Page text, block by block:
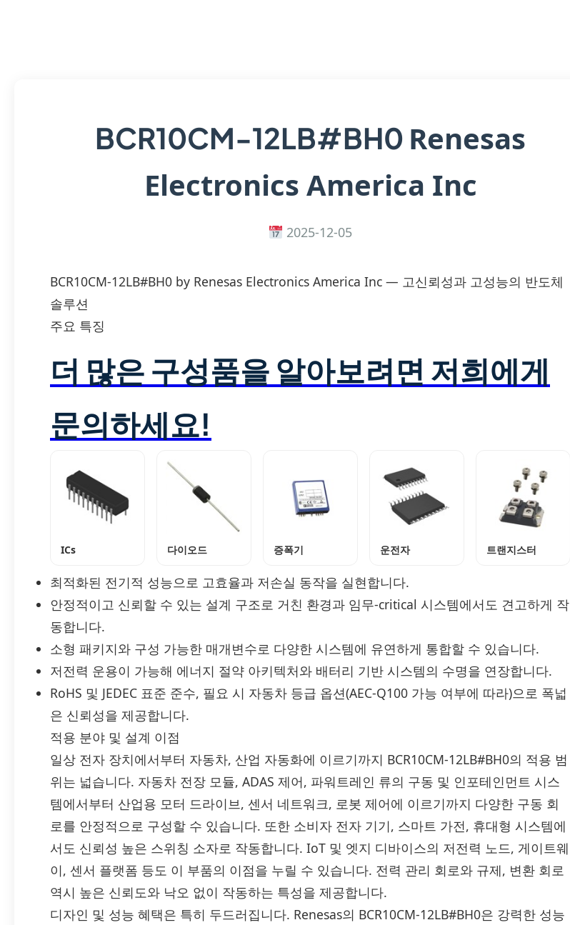
BCR10CM-12LB#BH0 Renesas
Electronics America Inc
2025-12-05
BCR10CM-12LB#BH0 by Renesas Electronics America Inc — 고신뢰성과 고성능의 반도체
솔루션
주요 특징
더 많은 구성품을 알아보려면 저희에게
문의하세요!
ICs 다이오드 증폭기 운전자 트랜지스터
최적화된 전기적 성능으로 고효율과 저손실 동작을 실현합니다.
안정적이고 신뢰할 수 있는 설계 구조로 거친 환경과 임무-critical 시스템에서도 견고하게 작
동합니다.
소형 패키지와 구성 가능한 매개변수로 다양한 시스템에 유연하게 통합할 수 있습니다.
저전력 운용이 가능해 에너지 절약 아키텍처와 배터리 기반 시스템의 수명을 연장합니다.
RoHS 및 JEDEC 표준 준수, 필요 시 자동차 등급 옵션(AEC-Q100 가능 여부에 따라)으로 폭넓
은 신뢰성을 제공합니다.
적용 분야 및 설계 이점
일상 전자 장치에서부터 자동차, 산업 자동화에 이르기까지 BCR10CM-12LB#BH0의 적용 범
위는 넓습니다. 자동차 전장 모듈, ADAS 제어, 파워트레인 류의 구동 및 인포테인먼트 시스
템에서부터 산업용 모터 드라이브, 센서 네트워크, 로봇 제어에 이르기까지 다양한 구동 회
로를 안정적으로 구성할 수 있습니다. 또한 소비자 전자 기기, 스마트 가전, 휴대형 시스템에
서도 신뢰성 높은 스위칭 소자로 작동합니다. IoT 및 엣지 디바이스의 저전력 노드, 게이트웨
이, 센서 플랫폼 등도 이 부품의 이점을 누릴 수 있습니다. 전력 관리 회로와 규제, 변환 회로
역시 높은 신뢰도와 낙오 없이 작동하는 특성을 제공합니다.
디자인 및 성능 혜택은 특히 두드러집니다. Renesas의 BCR10CM-12LB#BH0은 강력한 성능